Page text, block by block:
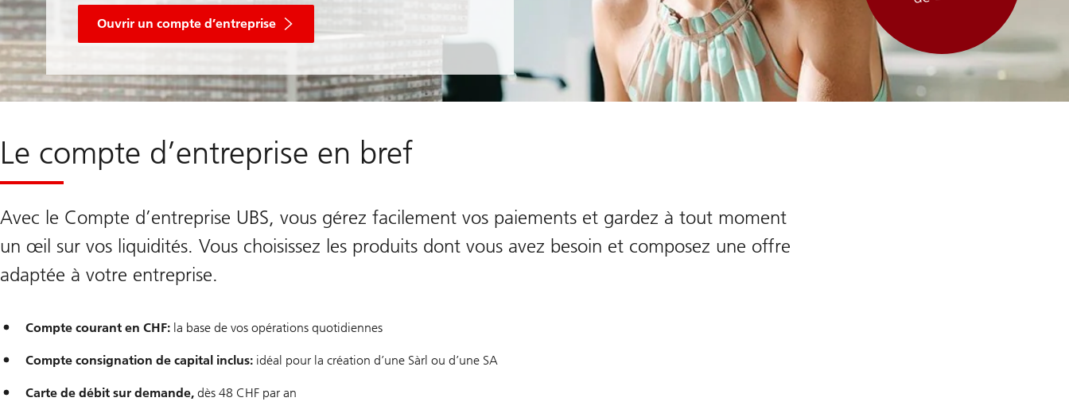
Ouvrir un compte d’entreprise
Le compte d’entreprise en bref
Avec le Compte d’entreprise UBS, vous gérez facilement vos paiements et gardez à tout moment
un œil sur vos liquidités. Vous choisissez les produits dont vous avez besoin et composez une offre
adaptée à votre entreprise.
Compte courant en CHF: la base de vos opérations quotidiennes
Compte consignation de capital inclus: idéal pour la création d’une Sàrl ou d’une SA
Carte de débit sur demande, dès 48 CHF par an